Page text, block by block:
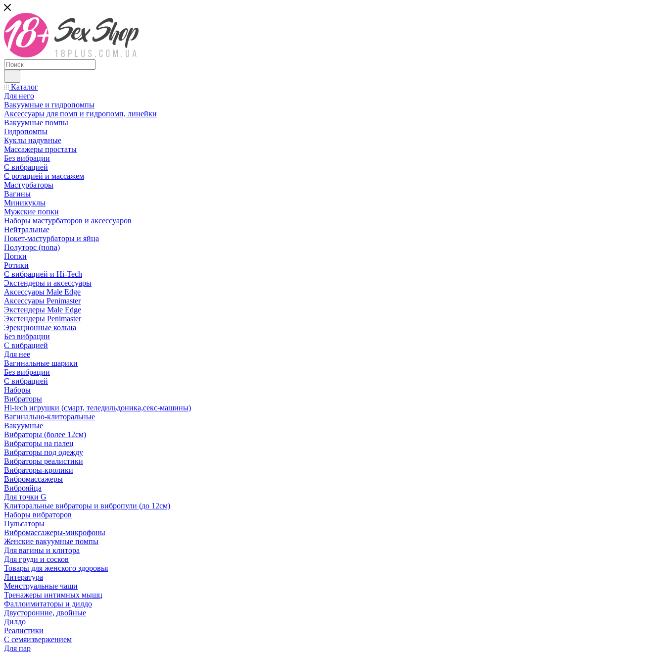
Каталог
Для него
Вакуумные и гидропомпы
Аксессуары для помп и гидропомп, линейки
Вакуумные помпы
Гидропомпы
Куклы надувные
Массажеры простаты
Без вибрации
С вибрацией
С ротацией и массажем
Мастурбаторы
Вагины
Миникуклы
Мужские попки
Наборы мастурбаторов и аксессуаров
Нейтральные
Покет-мастурбаторы и яйца
Полуторс (попа)
Попки
Ротики
С вибрацией и Hi-Tech
Экстендеры и аксессуары
Аксессуары Male Edge
Аксессуары Penimaster
Экстендеры Male Edge
Экстендеры Penimaster
Эрекционные кольца
Без вибрации
С вибрацией
Для нее
Вагинальные шарики
Без вибрации
С вибрацией
Наборы
Вибраторы
Hi-tech игрушки (смарт, теледильдоника,секс-машины)
Вагинально-клиторальные
Вакуумные
Вибраторы (более 12см)
Вибраторы на палец
Вибраторы под одежду
Вибраторы реалистики
Вибраторы-кролики
Вибромассажеры
Виброяйца
Для точки G
Клиторальные вибраторы и вибропули (до 12см)
Наборы вибраторов
Пульсаторы
Вибромассажеры-микрофоны
Женские вакуумные помпы
Для вагины и клитора
Для груди и сосков
Товары для женского здоровья
Литература
Менструальные чаши
Тренажеры интимных мышц
Фаллоимитаторы и дилдо
Двусторонние, двойные
Дилдо
Реалистики
С семяизвержением
Для пар